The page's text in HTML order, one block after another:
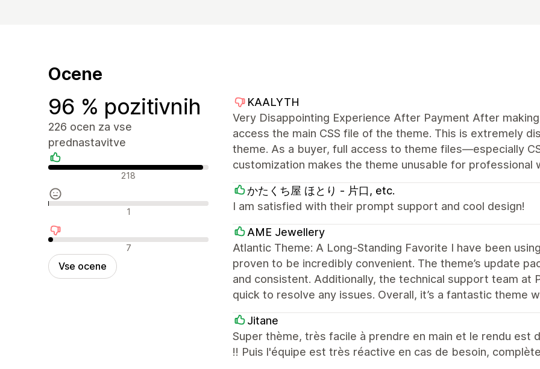
Ocene
96 % pozitivnih
226 ocen za vse
prednastavitve
Pozitivne ocene218
Nevtralne ocene 1
Negativne ocene 7
Vse ocene
KAALYTH
Very Disappointing Experience After Payment After
access the main CSS file of the theme. This is extremely
theme. As a buyer, full access to theme files—especially
customization makes the theme unusable for
かたくち屋 ほとり - 片口, etc.
I am satisfied with their prompt support and cool design!
AME Jewellery
Atlantic Theme: A Long-Standing Favorite I have been
proven to be incredibly convenient. The theme’s update
and consistent. Additionally, the technical support team at
quick to resolve any issues. Overall, it’s a fantastic theme
Jitane
Super thème, très facile à prendre en main et le rendu est
!! Puis l'équipe est très réactive en cas de besoin,